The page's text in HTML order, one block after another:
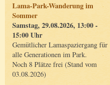
Lama-Park-Wanderung im
Sommer
Samstag, 29.08.2026, 13:00 -
15:00 Uhr
Gemütlicher Lamaspaziergang für
alle Generationen im Park.
Noch 8 Plätze frei (Stand vom
03.08.2026)